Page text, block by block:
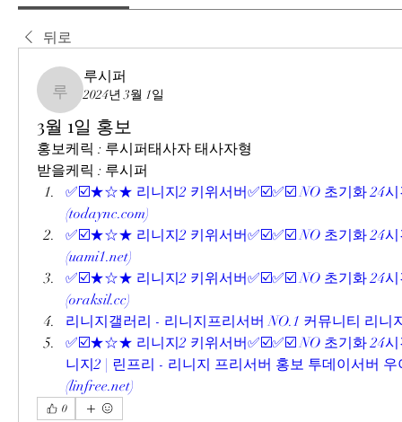
뒤로
루시퍼
루시퍼
2024년 3월 1일
3월 1일 홍보
홍보케릭 : 루시퍼태사자 태사자형
받을케릭 : 루시퍼
✅☑️★☆★ 리니지2 키위서버✅☑️✅☑️ NO 초기화 24
(todaync.com)
✅☑️★☆★ 리니지2 키위서버✅☑️✅☑️ NO 초기화 24
(uami1.net)
✅☑️★☆★ 리니지2 키위서버✅☑️✅☑️ NO 초기화 24
(oraksil.cc)
리니지갤러리 - 리니지프리서버 NO.1 커뮤니티 리니
✅☑️★☆★ 리니지2 키위서버✅☑️✅☑️ NO 초기화 24
니지2 | 린프리 - 리니지 프리서버 홍보 투데이서버
(linfree.net)
0